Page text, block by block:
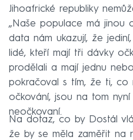
Jihoafrické republiky
„Naše populace má jinou
data nám ukazují, že
lidé, kteří mají tři dávky
prodělali a mají jednu
pokračoval s tím, že ti, co
očkování, jsou na tom
neočkovaní.
Na dotaz, co by Dostál
že by se měla zaměřit na